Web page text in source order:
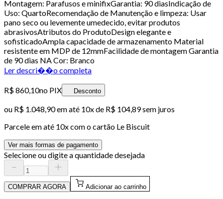
Montagem: Parafusos e minifixGarantia: 90 diasIndicação de
Uso: QuartoRecomendação de Manutenção e limpeza: Usar
pano seco ou levemente umedecido, evitar produtos
abrasivosAtributos do ProdutoDesign elegante e
sofisticadoAmpla capacidade de armazenamento Material
resistente em MDP de 12mmFacilidade de montagem Garantia
de 90 dias NA Cor: Branco
Ler descri��o completa
R$ 860,10no PIX Desconto
ou R$ 1.048,90em até 10x de R$ 104,89 sem juros
Parcele em até 10x com o cartão Le Biscuit
Ver mais formas de pagamento
Selecione ou digite a quantidade desejada
COMPRAR AGORA Adicionar ao carrinho